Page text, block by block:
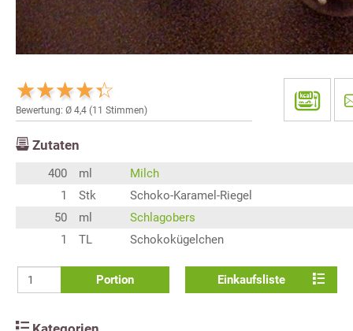
Bewertung: Ø 4,4 (11 Stimmen)
Zutaten
400 ml
Milch
1
Stk
Schoko-Karamel-Riegel
50
ml
Schlagobers
1
TL Schokokügelchen
Portion Einkaufsliste